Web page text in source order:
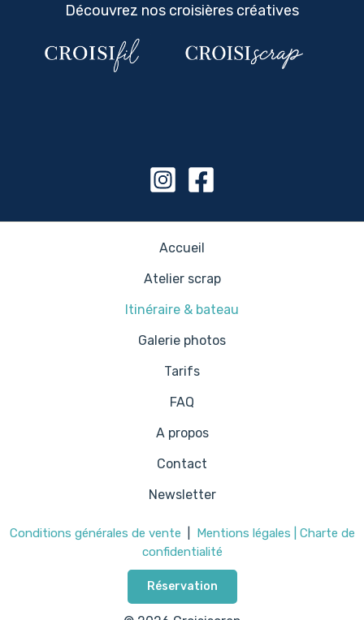
Découvrez nos croisières créatives
Accueil
Atelier scrap
Itinéraire & bateau
Galerie photos
Tarifs
FAQ
A propos
Contact
Newsletter
Conditions générales de vente
Mentions légales | Charte de
confidentialité
Réservation